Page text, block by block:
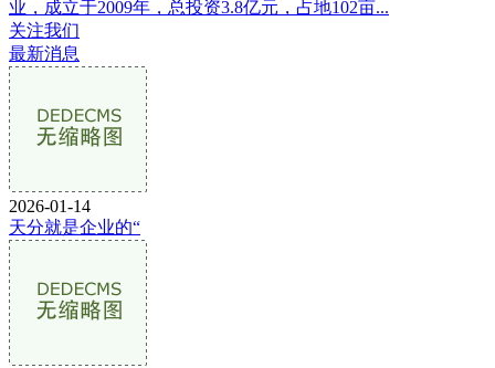
业，成立于2009年，总投资3.8亿元，占地102亩...
关注我们
最新消息
2026-01-14
天分就是企业的“